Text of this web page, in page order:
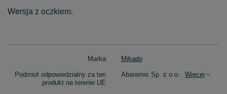
Wersja z oczkiem.
Marka Mikado
Podmiot odpowiedzialny za ten
produkt na terenie UE
Abaramis Sp. z o.o. Więcej